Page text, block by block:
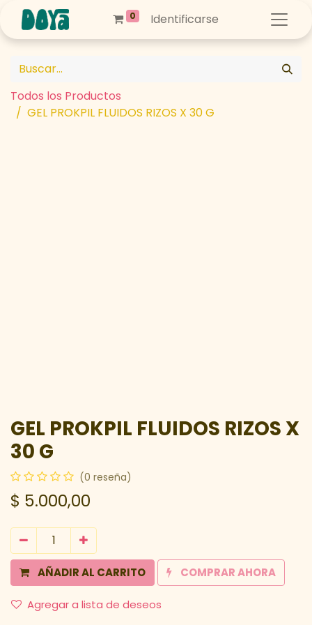
0 Identificarse
Todos los Productos
GEL PROKPIL FLUIDOS RIZOS X 30 G
GEL PROKPIL FLUIDOS RIZOS X
30 G
(0 reseña)
$ 5.000,00
AÑADIR AL CARRITO COMPRAR AHORA
Agregar a lista de deseos